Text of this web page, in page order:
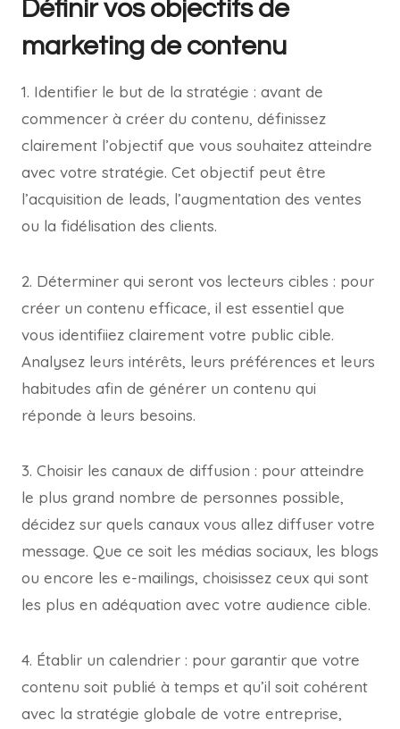
Définir vos objectifs de
marketing de contenu
1. Identifier le but de la stratégie : avant de
commencer à créer du contenu, définissez
clairement l’objectif que vous souhaitez atteindre
avec votre stratégie. Cet objectif peut être
l’acquisition de leads, l’augmentation des ventes
ou la fidélisation des clients.
2. Déterminer qui seront vos lecteurs cibles : pour
créer un contenu efficace, il est essentiel que
vous identifiiez clairement votre public cible.
Analysez leurs intérêts, leurs préférences et leurs
habitudes afin de générer un contenu qui
réponde à leurs besoins.
3. Choisir les canaux de diffusion : pour atteindre
le plus grand nombre de personnes possible,
décidez sur quels canaux vous allez diffuser votre
message. Que ce soit les médias sociaux, les blogs
ou encore les e-mailings, choisissez ceux qui sont
les plus en adéquation avec votre audience cible.
4. Établir un calendrier : pour garantir que votre
contenu soit publié à temps et qu’il soit cohérent
avec la stratégie globale de votre entreprise,